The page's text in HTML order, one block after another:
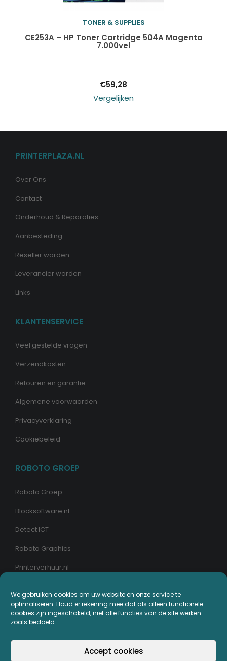
We gebruiken cookies om uw website en onze service te
optimaliseren. Houd er rekening mee dat als alleen functionele
cookies zijn ingeschakeld, niet alle functies van de site werken
zoals bedoeld.
Accept cookies
Toevoegen aan
TONER & SUPPLIES
CE253A – HP Toner Cartridge 504A Magenta
7.000vel
€59,28
Vergelijken
PRINTERPLAZA.NL
Over Ons
Contact
Onderhoud & Reparaties
Aanbesteding
Reseller worden
Leverancier worden
Links
KLANTENSERVICE
Veel gestelde vragen
Verzendkosten
Retouren en garantie
Algemene voorwaarden
Privacyverklaring
Cookiebeleid
ROBOTO GROEP
Roboto Groep
Blocksoftware.nl
Detect ICT
Roboto Graphics
Printerverhuur.nl
MIJN PRINTERPLAZA.NL
Bestellingen
Mijn Printerpunten